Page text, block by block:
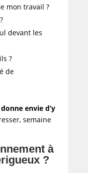
mon travail ?
devant les
?
de
envie d’y
semaine
à
?